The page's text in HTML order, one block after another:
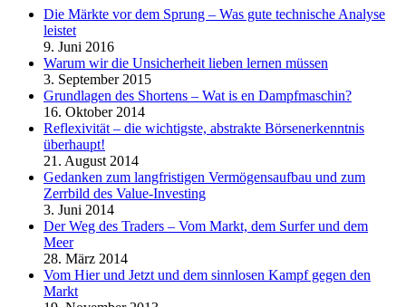
Die Märkte vor dem Sprung – Was gute technische Analyse
leistet
9. Juni 2016
Warum wir die Unsicherheit lieben lernen müssen
3. September 2015
Grundlagen des Shortens – Wat is en Dampfmaschin?
16. Oktober 2014
Reflexivität – die wichtigste, abstrakte Börsenerkenntnis
überhaupt!
21. August 2014
Gedanken zum langfristigen Vermögensaufbau und zum
Zerrbild des Value-Investing
3. Juni 2014
Der Weg des Traders – Vom Markt, dem Surfer und dem
Meer
28. März 2014
Vom Hier und Jetzt und dem sinnlosen Kampf gegen den
Markt